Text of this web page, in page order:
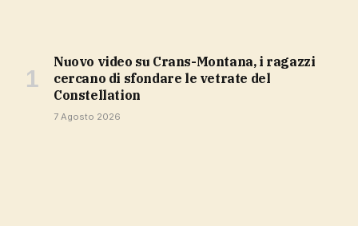
Nuovo video su Crans-Montana, i ragazzi
cercano di sfondare le vetrate del
Constellation
7 Agosto 2026